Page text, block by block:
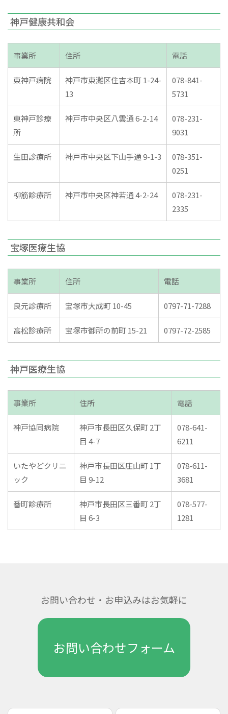
神戸健康共和会
事業所 住所 電話
東神戸病院
神戸市東灘区住吉本町 1-24-
13
078-841-
5731
東神戸診療
所
神戸市中央区八雲通 6-2-14
078-231-
9031
生田診療所 神戸市中央区下山手通 9-1-3
078-351-
0251
柳筋診療所 神戸市中央区神若通 4-2-24
078-231-
2335
宝塚医療生協
事業所 住所 電話
良元診療所 宝塚市大成町 10-45 0797-71-7288
高松診療所 宝塚市御所の前町 15-21 0797-72-2585
神戸医療生協
事業所 住所 電話
神戸協同病院
神戸市長田区久保町 2丁
目 4-7
078-641-
6211
いたやどクリニ
ック
神戸市長田区庄山町 1丁
目 9-12
078-611-
3681
番町診療所
神戸市長田区三番町 2丁
目 6-3
078-577-
1281
お問い合わせ・お申込みはお気軽に
お問い合わせフォーム